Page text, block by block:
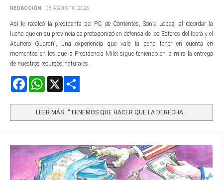
REDACCIÓN 06 AGOSTO 2026
Así lo recalcó la presidenta del PC de Corrientes, Sonia López, al recordar la
lucha que en su provincia se protagonizó en defensa de los Esteros del Iberá y el
Acuífero Guaraní, una experiencia que vale la pena tener en cuenta en
momentos en los que la Presidencia Milei sigue teniendo en la mira la entrega
de nuestros recursos naturales.
FacebookWhatsApp
LEER MÁS…“TENEMOS QUE HACER QUE LA DERECHA...